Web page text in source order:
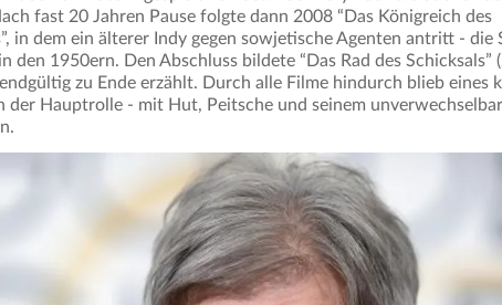
fast 20 Jahren Pause folgte dann 2008 “Das Königreich des
in dem ein älterer Indy gegen sowjetische Agenten antritt - die
den 1950ern. Den Abschluss bildete “Das Rad des Schicksals”
zu Ende erzählt. Durch alle Filme hindurch blieb eines
der Hauptrolle - mit Hut, Peitsche und seinem